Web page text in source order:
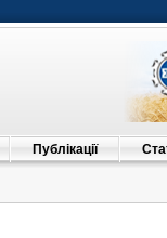
Публікації